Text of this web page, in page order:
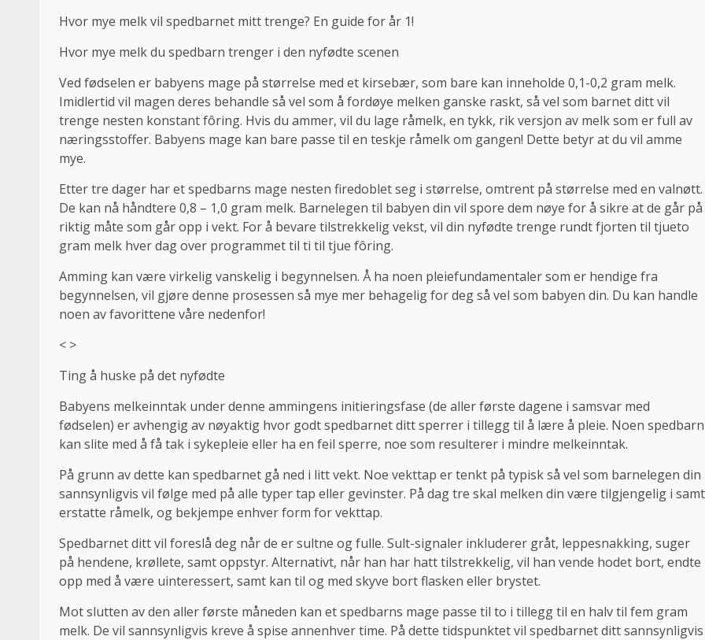
Hvor mye melk vil spedbarnet mitt trenge? En guide for år 1!
Hvor mye melk du spedbarn trenger i den nyfødte scenen
Ved fødselen er babyens mage på størrelse med et kirsebær, som bare kan inneholde 0,1-0,2 gram melk.
Imidlertid vil magen deres behandle så vel som å fordøye melken ganske raskt, så vel som barnet ditt vil
trenge nesten konstant fôring. Hvis du ammer, vil du lage råmelk, en tykk, rik versjon av melk som er full av
næringsstoffer. Babyens mage kan bare passe til en teskje råmelk om gangen! Dette betyr at du vil amme
mye.
Etter tre dager har et spedbarns mage nesten firedoblet seg i størrelse, omtrent på størrelse med en valnøtt.
De kan nå håndtere 0,8 – 1,0 gram melk. Barnelegen til babyen din vil spore dem nøye for å sikre at de går på
riktig måte som går opp i vekt. For å bevare tilstrekkelig vekst, vil din nyfødte trenge rundt fjorten til tjueto
gram melk hver dag over programmet til ti til tjue fôring.
Amming kan være virkelig vanskelig i begynnelsen. Å ha noen pleiefundamentaler som er hendige fra
begynnelsen, vil gjøre denne prosessen så mye mer behagelig for deg så vel som babyen din. Du kan handle
noen av favorittene våre nedenfor!
< >
Ting å huske på det nyfødte
Babyens melkeinntak under denne ammingens initieringsfase (de aller første dagene i samsvar med
fødselen) er avhengig av nøyaktig hvor godt spedbarnet ditt sperrer i tillegg til å lære å pleie. Noen spedbarn
kan slite med å få tak i sykepleie eller ha en feil sperre, noe som resulterer i mindre melkeinntak.
På grunn av dette kan spedbarnet gå ned i litt vekt. Noe vekttap er tenkt på typisk så vel som barnelegen din
sannsynligvis vil følge med på alle typer tap eller gevinster. På dag tre skal melken din være tilgjengelig i samt
erstatte råmelk, og bekjempe enhver form for vekttap.
Spedbarnet ditt vil foreslå deg når de er sultne og fulle. Sult-signaler inkluderer gråt, leppesnakking, suger
på hendene, krøllete, samt oppstyr. Alternativt, når han har hatt tilstrekkelig, vil han vende hodet bort, endte
opp med å være uinteressert, samt kan til og med skyve bort flasken eller brystet.
Mot slutten av den aller første måneden kan et spedbarns mage passe til to i tillegg til en halv til fem gram
melk. De vil sannsynligvis kreve å spise annenhver time. På dette tidspunktet vil spedbarnet ditt sannsynligvis